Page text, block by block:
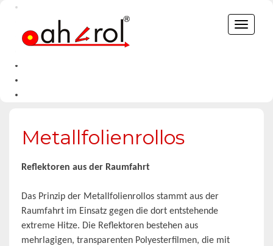
Toggle
Metallfolienrollos
Reflektoren aus der Raumfahrt
Das Prinzip der Metallfolienrollos stammt aus der
Raumfahrt im Einsatz gegen die dort entstehende
extreme Hitze. Die Reflektoren bestehen aus
mehrlagigen, transparenten Polyesterfilmen, die mit